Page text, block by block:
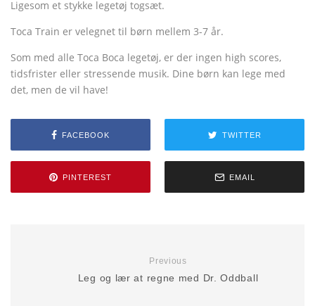
Ligesom et stykke legetøj togsæt.
Toca Train er velegnet til børn mellem 3-7 år.
Som med alle Toca Boca legetøj, er der ingen high scores,
tidsfrister eller stressende musik. Dine børn kan lege med
det, men de vil have!
FACEBOOK TWITTER
PINTEREST EMAIL
Previous
Leg og lær at regne med Dr. Oddball